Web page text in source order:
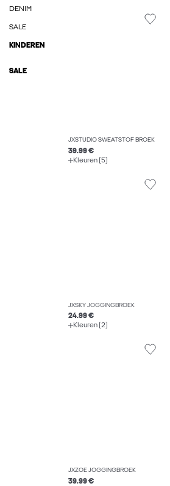
DENIM
SALE
KINDEREN
SALE
JXSTUDIO SWEATSTOF BROEK
39.99 €
Kleuren (5)
JXSKY JOGGINGBROEK
24.99 €
Kleuren (2)
JXZOE JOGGINGBROEK
39.99 €